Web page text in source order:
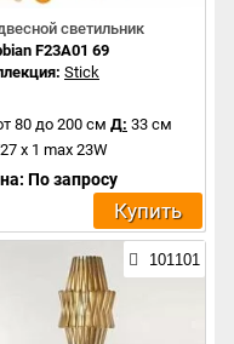
светильник
F23A01 69
Stick
80 до 200 см Д: 33 см
x 1 max 23W
По запросу
Купить
101101